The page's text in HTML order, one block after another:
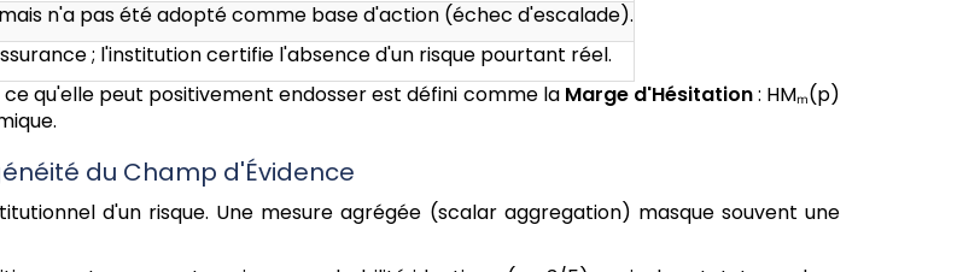
n'a pas été adopté comme base d'action (échec d'escalade).
; l'institution certifie l'absence d'un risque pourtant réel.
qu'elle peut positivement endosser est défini comme la Marge d'Hésitation: HMₘ(p)
du Champ d'Évidence
d'un risque. Une mesure agrégée (scalar aggregation) masque souvent une